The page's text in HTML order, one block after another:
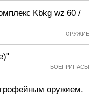
Kbkg wz 60 /
ОРУЖИЕ
БОЕПРИПАСЫ
оружием.